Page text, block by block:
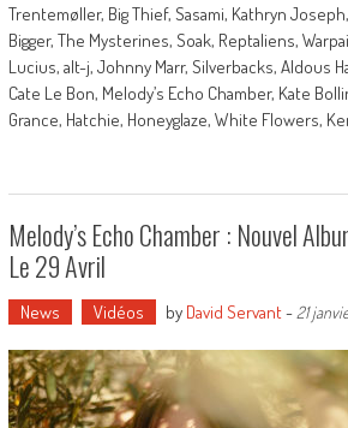
Trentemøller, Big Thief, Sasami, Kathryn
Bigger, The Mysterines, Soak, Reptaliens,
Lucius, alt-j, Johnny Marr, Silverbacks, Aldous
Cate Le Bon, Melody’s Echo Chamber, Kate
Grance, Hatchie, Honeyglaze, White Flowers,
Melody’s Echo Chamber : Nouvel
Le 29 Avril
News Vidéos by David Servant- 21